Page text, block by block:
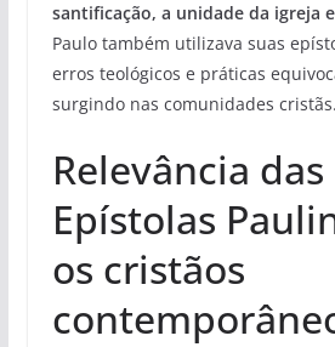
santificação, a unidade da igreja
Paulo também utilizava suas
erros teológicos e práticas
surgindo nas comunidades cristãs.
Relevância das
Epístolas
os cristãos